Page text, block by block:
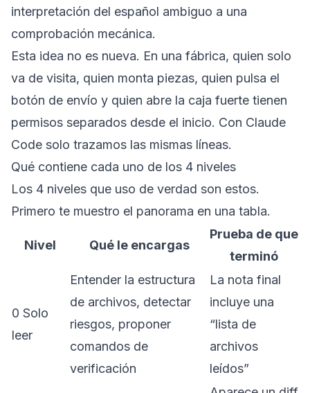
interpretación del español ambiguo a una
comprobación mecánica.
Esta idea no es nueva. En una fábrica, quien solo
va de visita, quien monta piezas, quien pulsa el
botón de envío y quien abre la caja fuerte tienen
permisos separados desde el inicio. Con Claude
Code solo trazamos las mismas líneas.
Qué contiene cada uno de los 4 niveles
Los 4 niveles que uso de verdad son estos.
Primero te muestro el panorama en una tabla.
Nivel Qué le encargas
Prueba de que
terminó
0 Solo
leer
Entender la estructura
de archivos, detectar
riesgos, proponer
comandos de
verificación
La nota final
incluye una
“lista de
archivos
leídos”